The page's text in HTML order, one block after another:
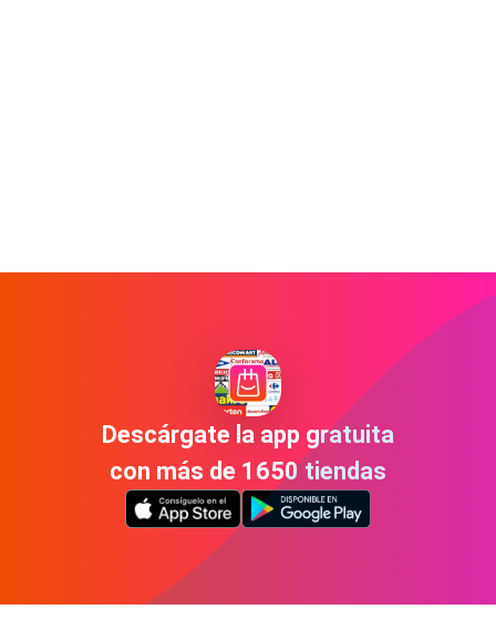
Descárgate la app gratuita
con más de 1650 tiendas